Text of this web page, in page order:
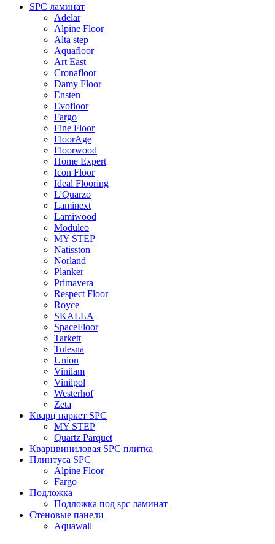
SPC ламинат
Adelar
Alpine Floor
Alta step
Aquafloor
Art East
Cronafloor
Damy Floor
Ensten
Evofloor
Fargo
Fine Floor
FloorAge
Floorwood
Home Expert
Icon Floor
Ideal Flooring
L'Quarzo
Laminext
Lamiwood
Moduleo
MY STEP
Natisston
Norland
Planker
Primavera
Respect Floor
Royce
SKALLA
SpaceFloor
Tarkett
Tulesna
Union
Vinilam
Vinilpol
Westerhof
Zeta
Кварц паркет SPC
MY STEP
Quartz Parquet
Кварцвиниловая SPC плитка
Плинтуса SPC
Alpine Floor
Fargo
Подложка
Подложка под spc ламинат
Стеновые панели
Aquawall